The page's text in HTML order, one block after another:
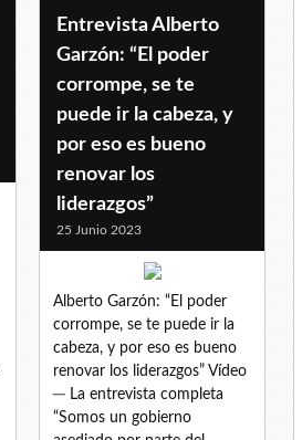
Entrevista Alberto
Garzón: “El poder
corrompe, se te
puede ir la cabeza, y
por eso es bueno
renovar los
liderazgos”
25 Junio 2023
Alberto Garzón: “El poder
corrompe, se te puede ir la
cabeza, y por eso es bueno
renovar los liderazgos” Vídeo
─ La entrevista completa
“Somos un gobierno